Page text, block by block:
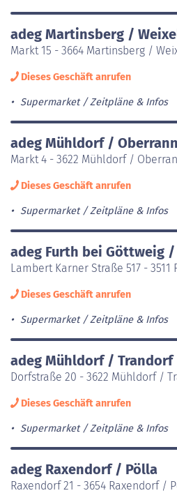
adeg Martinsberg /
Markt 15 - 3664 Martinsberg /
Dieses Geschäft anrufen
Supermarket Zeitpläne & Infos
adeg Mühldorf /
Markt 4 - 3622 Mühldorf /
Dieses Geschäft anrufen
Supermarket Zeitpläne & Infos
adeg Furth bei Göttweig
Lambert Karner Straße 517 -
Dieses Geschäft anrufen
Supermarket Zeitpläne & Infos
adeg Mühldorf / Trandorf
Dorfstraße 20 - 3622 Mühldorf /
Dieses Geschäft anrufen
Supermarket Zeitpläne & Infos
adeg Raxendorf / Pölla
Raxendorf 21 - 3654 Raxendorf /